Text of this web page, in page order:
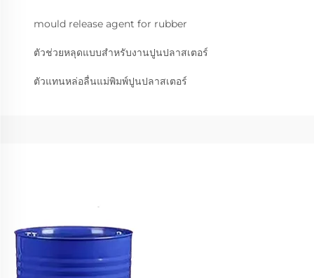
mould release agent for rubber
ตัวช่วยหลุดแบบสำหรับงานปูนปลาสเตอร์
ตัวแทนหล่อลื่นแม่พิมพ์ปูนปลาสเตอร์